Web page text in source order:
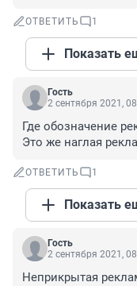
ОТВЕТИТЬ 1
Показать
Гость
2 сентября 2021,
Где обозначение
Это же наглая
ОТВЕТИТЬ 1
Показать
Гость
2 сентября 2021,
Неприкрытая